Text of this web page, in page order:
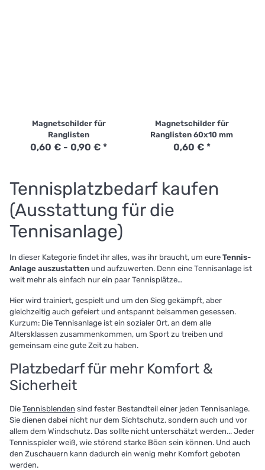
Magnetschilder für
Ranglisten
0,60 € - 0,90 € *
Magnetschilder für
Ranglisten 60x10 mm
0,60 € *
Tennisplatzbedarf kaufen
(Ausstattung für die
Tennisanlage)
In dieser Kategorie findet ihr alles, was ihr braucht, um eure Tennis-
Anlage auszustatten und aufzuwerten. Denn eine Tennisanlage ist
weit mehr als einfach nur ein paar Tennisplätze…
Hier wird trainiert, gespielt und um den Sieg gekämpft, aber
gleichzeitig auch gefeiert und entspannt beisammen gesessen.
Kurzum: Die Tennisanlage ist ein sozialer Ort, an dem alle
Altersklassen zusammenkommen, um Sport zu treiben und
gemeinsam eine gute Zeit zu haben.
Platzbedarf für mehr Komfort &
Sicherheit
Die Tennisblenden sind fester Bestandteil einer jeden Tennisanlage.
Sie dienen dabei nicht nur dem Sichtschutz, sondern auch und vor
allem dem Windschutz. Das sollte nicht unterschätzt werden... Jeder
Tennisspieler weiß, wie störend starke Böen sein können. Und auch
den Zuschauern kann dadurch ein wenig mehr Komfort geboten
werden.